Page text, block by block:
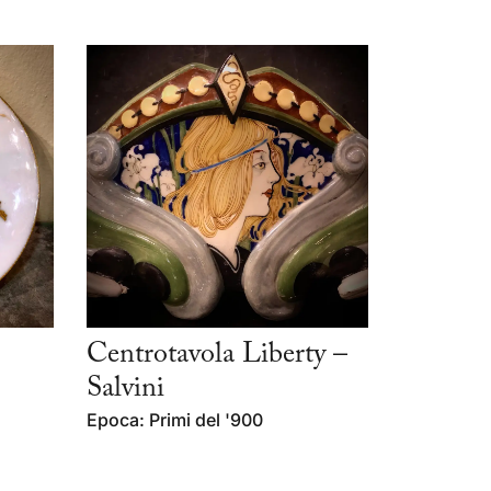
Centrotavola Liberty –
Salvini
Epoca: Primi del '900